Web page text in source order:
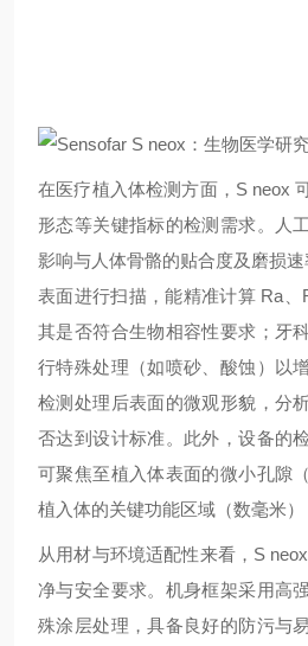
在医疗植入体检测方面，S neox
形态等关键指标的检测需求。人
影响与人体骨骼的贴合度及磨损
表面进行扫描，能精准计算 Ra
其是否符合生物相容性要求；牙
行特殊处理（如喷砂、酸蚀）以
检测处理后表面的微观形貌，分
否达到设计标准。此外，设备的
可聚焦至植入体表面的微小孔隙
植入体的关键功能区域（数毫米）
从用材与环境适配性来看，S
净与安全要求。机身框架采用高
殊涂层处理，具备良好的防污与